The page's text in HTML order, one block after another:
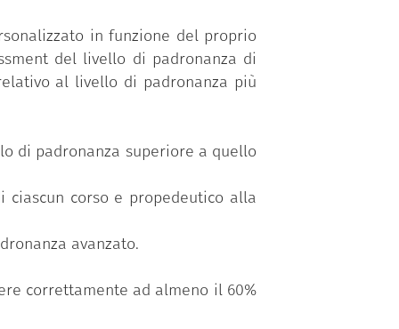
in funzione del proprio
del livello di padronanza di
al livello di padronanza più
di padronanza superiore a quello
ciascun corso e propedeutico alla
avanzato.
correttamente ad almeno il 60%